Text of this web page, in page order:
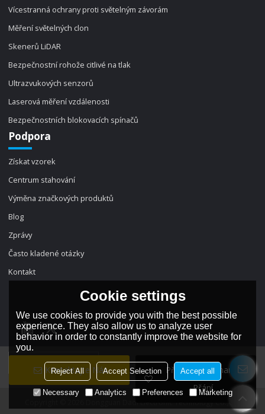
Kontaktujte Nás
Přidat Do Seznamu
Přání
Vícestranná ochrany proti světelným závorám
Měření světelných clon
Skenerů LiDAR
Bezpečnostní rohože citlivé na tlak
Ultrazvukových senzorů
Laserová měření vzdálenosti
Bezpečnostních blokovacích spínačů
Podpora
Získat vzorek
Centrum stahování
Výměna značkových produktů
Blog
Zprávy
Často kladené otázky
Kontakt
český
Dongguan Dadi Electronic Technology Co., Ltd
Cookie settings
We use cookies to provide you with the best possible
experience. They also allow us to analyze user
behavior in order to constantly improve the website for
you.
Reject All Accept Selection Accept all
Necessary Analytics Preferences Marketing